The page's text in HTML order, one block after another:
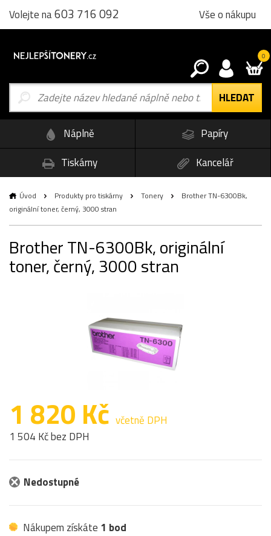
Volejte na603 716 092 Vše o nákupu
0
Náplně
Papíry
Tiskárny
Kancelář
Úvod Produkty pro tiskárny Tonery
Brother TN-6300Bk,
originální toner, černý, 3000 stran
Brother TN-6300Bk, originální
toner, černý, 3000 stran
1 820 Kč včetně DPH
1 504 Kč bez DPH
Nedostupné
Nákupem získáte 1 bod